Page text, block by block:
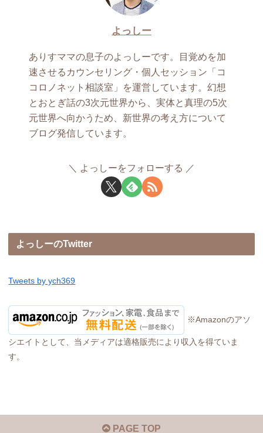
よっしー
ありすママの息子のよっしーです。目覚めを加
速させるカウンセリング・個人セッション「コ
コロノネット相談室」を運営しています。幻想
とおとぎ話の3次元世界から、実体と真理の5次
元世界へ向かうため、新世界の考え方について
ブログ発信しています。
よっしーをフォローする
よっしーのTwitter
Tweets by ych369
※Amazonのアソ
シエイトとして、当メディアは適格販売により収入を得ていま
す。
PAGE TOP